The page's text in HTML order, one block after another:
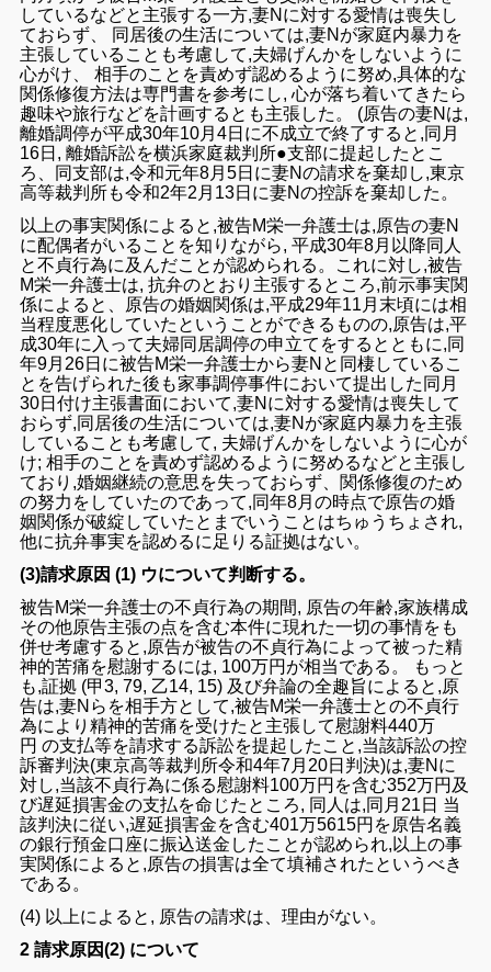
しているなどと主張する一方,妻N に対する愛情は喪失 し
ておらず、 同居後の生活については,妻N が家庭内暴力 を
主張していること も考慮して,夫婦げんかを しないよう に
心がけ 、相手のこと を責めず認めるように努め,具体的な
関係修復方法は専門書を参考に し, 心が落ち着いて き たら
趣味や旅行などを計画する と も主張した。 (原告の妻Nは,
離婚調停が平成30年10月4日 に不成立で終了すると,同月
16日, 離婚訴訟を横浜家庭裁判所●支部に提起 した とこ
ろ
、同支部は,令和元年8月5日に妻Nの請求を棄却 し,東京
高等裁判所も令和2年2月 13日に妻Nの控訴を棄却した 。
以上の事実関係による と ,被告M栄一弁護士は,原告の妻N
に配偶者がいることを知りながら,平成30年8月以降同人
と不貞行為に及 んだこと が認められる 。 これに対し,被告
M栄一弁護士は, 抗弁のとおり主張する ところ,前示事実関
係によると、原告の婚姻関係は,平成29年11 月末頃には相
当程度悪化していたということ ができる ものの,原告は,平
成30年に入って夫婦同居調停の申立て をするとともに,同
年9月26日に被告M栄一弁護士から妻N と 同棲している こ
と を告げられた後 も家事調停事件において提出した同月
30日付け主張書面において,妻N に対する愛情は喪失 して
おらず,同居後の生活については,妻Nが家庭内暴力を主張
している こと も考慮 して, 夫婦げんかを しないよ うに心が
け;相手のことを責めず認める よう に努めるなどと 主張し
ており ,婚姻継続の意思を失っておらず 、関係修復のため
の努力 を していたのであって,同年8月の時点で原告の婚
姻関係が破綻 していたとまでいうことはちゅうちょ され,
他に抗弁事実を認めるに足 りる証拠はない。
(3)請求原因 (1) ウについて判断する。
被告M栄一弁護士の不貞行為の期間, 原告の年齢,家族構成
その他原告主張の点を含む本件に現れた一切の事情を も
併せ考慮すると,原告が被告の不貞行為によって被った精
神的苦痛を慰謝するには, 100万円 が相当である。 もっと
も,証拠 (甲3, 79, 乙14, 15) 及び弁論の全趣旨によると,原
告は,妻N らを相手方として,被告M栄一弁護士との不貞行
為により精神的苦痛を受けたと主張して慰謝料440万
円の支払等を請求する訴訟を提起 したこと,当該訴訟の控
訴審判決(東京高等裁判所令和4年7月 20日判決)は,妻N に
対し,当該不貞行為に係る慰謝料100万円 を含む352万円及
び遅延損害金の支払を命じたところ, 同人は,同月21日 当
該判決に従い,遅延損害金を含む401万5615円を原告名義
の銀行預金口座に振込送金したこ と が認められ, 以上の事
実関係に よる と,原告の損害は全て填補されたというべき
である 。
(4) 以上によると, 原告の請求は、理由がない。
2請求原因(2) について